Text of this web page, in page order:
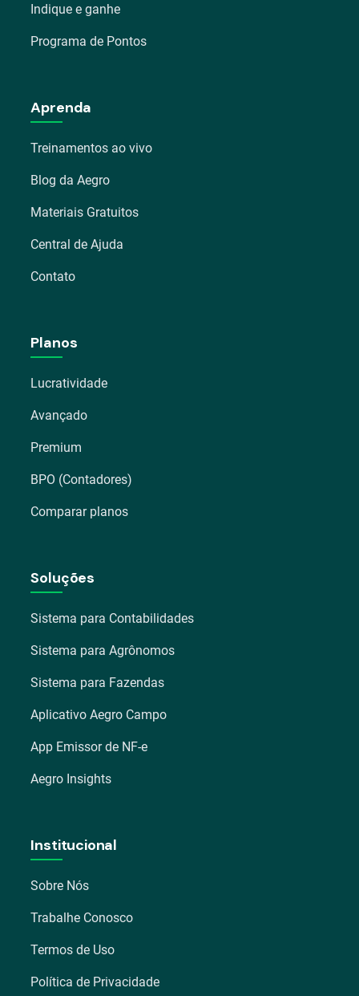
Indique e ganhe
Programa de Pontos
Aprenda
Treinamentos ao vivo
Blog da Aegro
Materiais Gratuitos
Central de Ajuda
Contato
Planos
Lucratividade
Avançado
Premium
BPO (Contadores)
Comparar planos
Soluções
Sistema para Contabilidades
Sistema para Agrônomos
Sistema para Fazendas
Aplicativo Aegro Campo
App Emissor de NF-e
Aegro Insights
Institucional
Sobre Nós
Trabalhe Conosco
Termos de Uso
Política de Privacidade